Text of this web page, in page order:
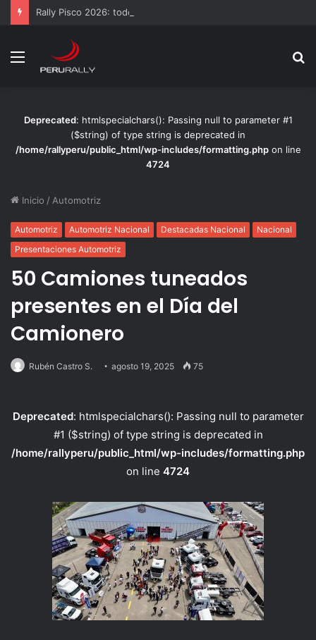
Rally Pisco 2026: todo listo para la gran final del RallyACP
Menú
Deprecated: htmlspecialchars(): Passing null to parameter #1
($string) of type string is deprecated in
/home/rallyperu/public_html/wp-includes/formatting.phpon line
4724
Inicio / Automotriz
Automotriz Automotriz Nacional Destacadas Nacional
Nacional
Presentaciones Automotriz
50 Camiones tuneados
presentes en el Día del
Camionero
Rubén Castro S. agosto 19, 2025 75
Deprecated: htmlspecialchars(): Passing null to parameter
#1 ($string) of type string is deprecated in
/home/rallyperu/public_html/wp-includes/formatting.php
on line 4724